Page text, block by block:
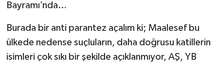
Bayramı’nda…
Burada bir anti parantez açalım ki; Maalesef bu
ülkede nedense suçluların, daha doğrusu katillerin
isimleri çok sıkı bir şekilde açıklanmıyor, AŞ, YB